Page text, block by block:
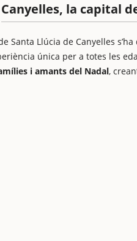
Canyelles, la capital
Santa Llúcia de Canyelles
única per a totes les
i amants del Nadal,